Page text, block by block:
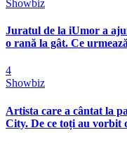
Showbiz
Juratul de la iUmor a
o rană la gât. Ce
4
Showbiz
Artista care a cântat la
City. De ce toți au vorbit